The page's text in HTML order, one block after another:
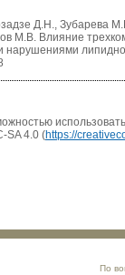
Д.Н., Зубарева
М.В. Влияние
SA 4.0 (https://
По